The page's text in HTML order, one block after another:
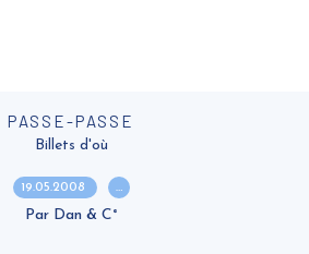
PASSE-PASSE
Billets d'où
19.05.2008 …
Par Dan & C°